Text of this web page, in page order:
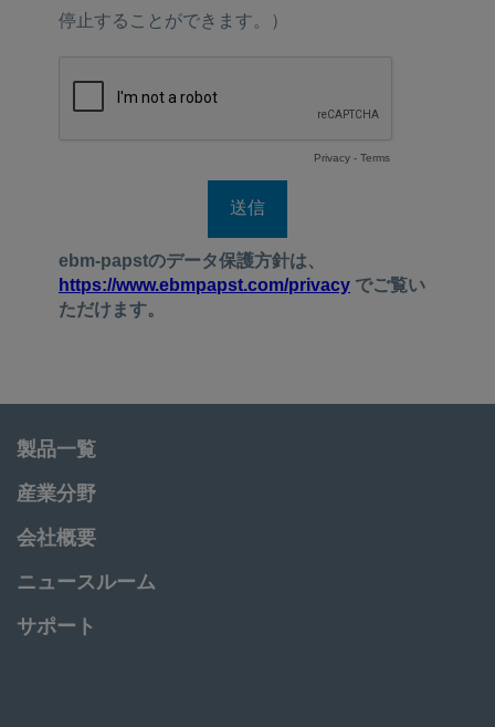
製品一覧
産業分野
会社概要
ニュースルーム
サポート